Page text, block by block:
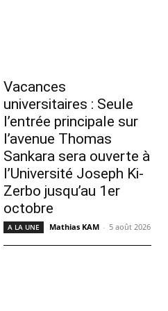
Vacances
universitaires : Seule
l’entrée principale sur
l’avenue Thomas
Sankara sera ouverte à
l’Université Joseph Ki-
Zerbo jusqu’au 1er
octobre
A LA UNE Mathias KAM - 5 août 2026